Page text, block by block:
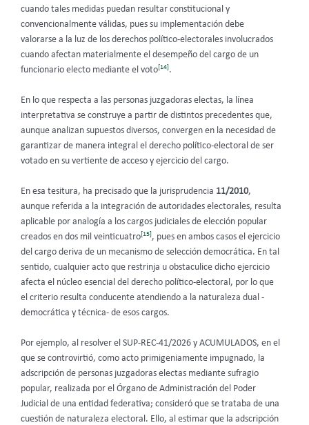
cuando tales medidas puedan resultar constitucional y
convencionalmente válidas, pues su implementación debe
valorarse a la luz de los derechos político-electorales involucrados
cuando afectan materialmente el desempeño del cargo de un
funcionario electo mediante el voto[14].
En lo que respecta a las personas juzgadoras electas, la línea
interpretativa se construye a partir de distintos precedentes que,
aunque analizan supuestos diversos, convergen en la necesidad de
garantizar de manera integral el derecho político-electoral de ser
votado en su vertiente de acceso y ejercicio del cargo.
En esa tesitura, ha precisado que la jurisprudencia 11/2010,
aunque referida a la integración de autoridades electorales, resulta
aplicable por analogía a los cargos judiciales de elección popular
creados en dos mil veinticuatro[15], pues en ambos casos el ejercicio
del cargo deriva de un mecanismo de selección democrática. En tal
sentido, cualquier acto que restrinja u obstaculice dicho ejercicio
afecta el núcleo esencial del derecho político-electoral, por lo que
el criterio resulta conducente atendiendo a la naturaleza dual -
democrática y técnica- de esos cargos.
Por ejemplo, al resolver el SUP-REC-41/2026 y ACUMULADOS, en el
que se controvirtió, como acto primigeniamente impugnado, la
adscripción de personas juzgadoras electas mediante sufragio
popular, realizada por el Órgano de Administración del Poder
Judicial de una entidad federativa; consideró que se trataba de una
cuestión de naturaleza electoral. Ello, al estimar que la adscripción